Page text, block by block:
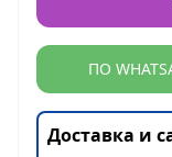
ПО
Доставка и